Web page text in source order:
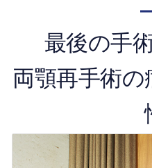
最後の手
両顎再手術